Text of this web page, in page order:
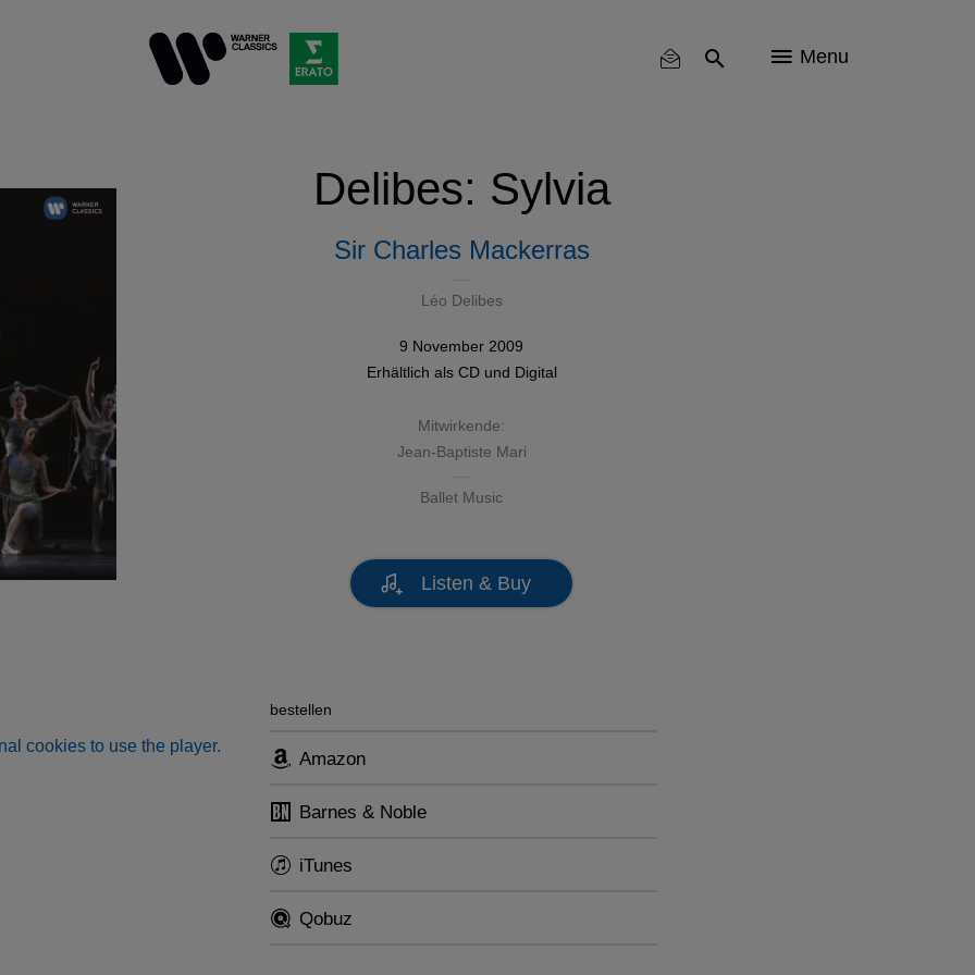
Menu
Delibes: Sylvia
Sir Charles Mackerras
Léo Delibes
9 November 2009
Erhältlich als CDund Digital
Mitwirkende:
Jean-Baptiste Mari
Ballet Music
Listen & Buy
cookies to use the player.
bestellen
Amazon
Barnes & Noble
iTunes
Qobuz